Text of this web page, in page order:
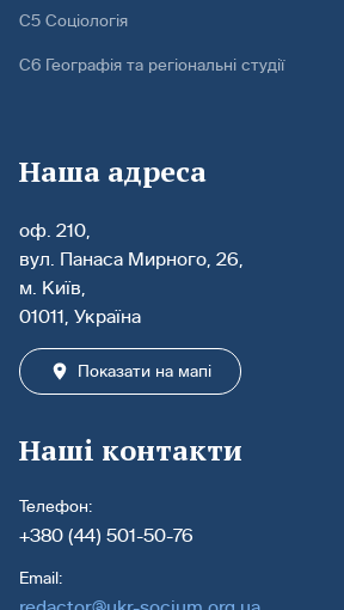
С5 Соціологія
С6 Географія та регіональні студії
Наша адреса
оф. 210,
вул. Панаса Мирного, 26,
м. Київ,
01011, Україна
Показати на мапі
Наші контакти
Телефон:
+380 (44) 501-50-76
Email: